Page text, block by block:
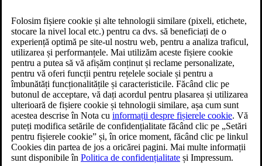
siguranță, asupra mașinii trebuie efectuate evaluări ale avariilor și
lucrări de reparații[1]. Dacă, indiferent de motiv, s-a activat modul
de siguranță, contactați un atelier autorizat Volvo.
Dacă sunt încă funcționale, afișajele indică în mod clar intrarea
mașinii în modul de siguranță.
La activarea modului de siguranță, nu veți putea conduce mașina.
Cu toate acestea, dacă trebuie să vă mutați mașina din cauza
pericolului imediat, puteți încerca să ieșiți din modul de siguranță
prin repornirea mașinii. Conducerea mașinii după ce modul de
siguranță a fost dezactivat trebuie efectuată cu atenție și numai pe
distanțe scurte, de ex., pe marginea drumului.